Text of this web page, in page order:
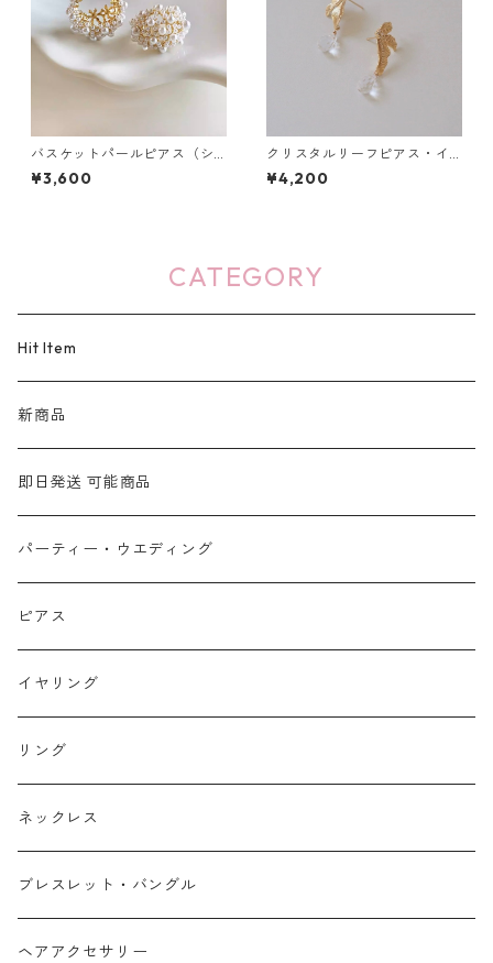
バスケットパールピアス（シ
ルバー・ゴールド）：439
¥3,600
クリスタルリーフピアス・イ
ヤリング：526
¥4,200
CATEGORY
Hit Item
新商品
即日発送 可能商品
パーティー・ウエディング
ピアス
イヤリング
リング
ネックレス
ブレスレット・バングル
ヘアアクセサリー